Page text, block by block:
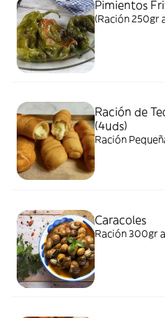
Pimientos
(Ración 250gr
Ración de
(4uds)
Ración
Caracoles
Ración 300gr